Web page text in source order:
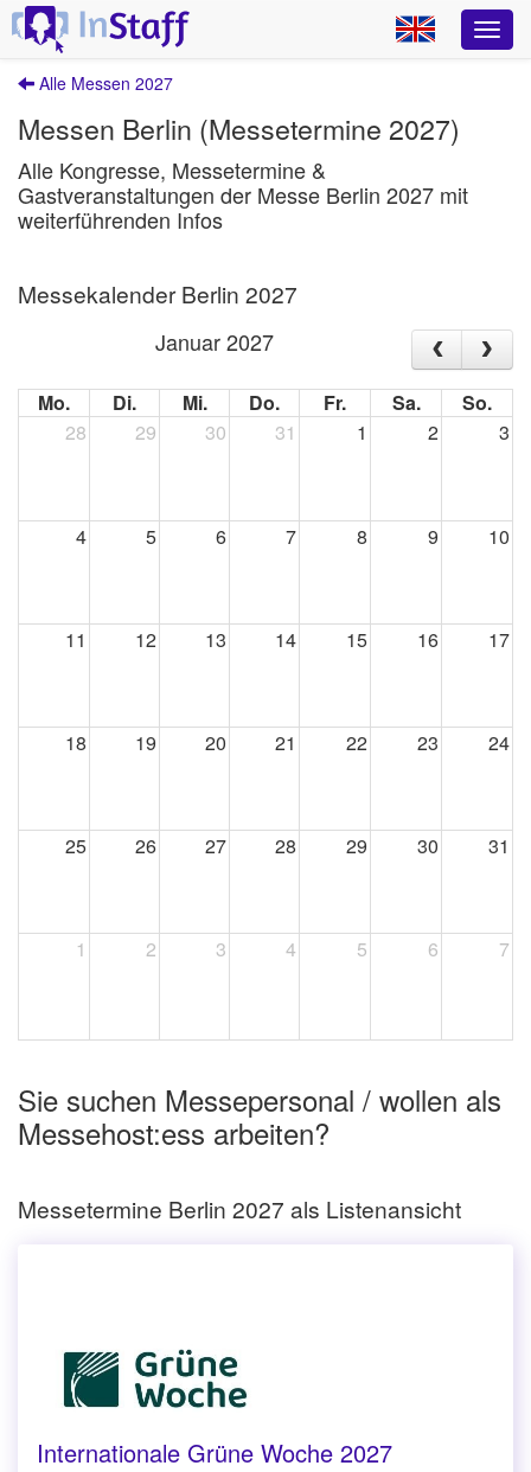
Alle Messen 2027
Messen Berlin (Messetermine 2027)
Alle Kongresse, Messetermine &
Gastveranstaltungen der Messe Berlin 2027 mit
weiterführenden Infos
Messekalender Berlin 2027
Januar 2027
Mo. Di. Mi. Do. Fr. Sa.
So.
28
29 30 31 1 2 3
4 5 6 7 8 9 10
11 12 13 14 15 16 17
18 19 20 21 22 23 24
25 26 27 28 29 30 31
1 2 3 4 5 6 7
Sie suchen Messepersonal / wollen als
Messehost:ess arbeiten?
Messetermine Berlin 2027 als Listenansicht
Internationale Grüne Woche 2027